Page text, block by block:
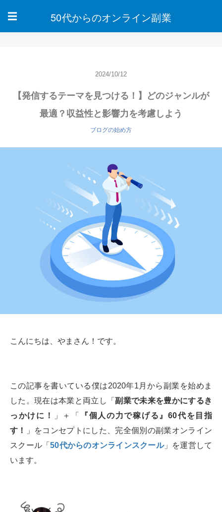
☰ 50代からのオンライン副業
2024/10/12
【発信するテーマを見つける！】どのジャンルが
最適？収益性と影響力を考慮しよう
ブログの始め方
こんにちは、やまさん！です。
この記事を書いている僕は2020年1月から副業を始めま
した。現在は本業と両立し「副業で未来を豊かにするき
っかけに！
」＋「
『個人の力で稼げる』60代を目指
す！
」をコンセプトにした、完全個別の副業オンライン
スクール「50代からのオンラインスクール」を運営して
います。